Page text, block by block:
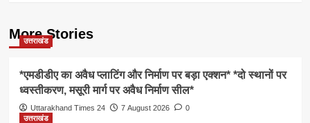
More Stories
उत्तराखंड
*एमडीडीए का अवैध प्लाटिंग और निर्माण पर बड़ा एक्शन* *दो स्थानों पर
ध्वस्तीकरण, मसूरी मार्ग पर अवैध निर्माण सील*
Uttarakhand Times 24 7 August 2026
0
उत्तराखंड